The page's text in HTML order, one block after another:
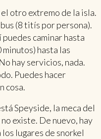
otro extremo de la isla.
(8 titís por persona).
caminar hasta
minutos) hasta las
hay servicios, nada.
Puedes hacer
cosa.
Speyside, la meca del
existe. De nuevo, hay
lugares de snorkel